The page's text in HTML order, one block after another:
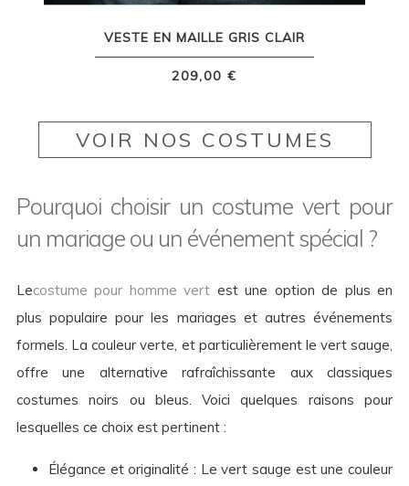
VESTE EN MAILLE GRIS CLAIR
209,00 €
VOIR NOS COSTUMES
Pourquoi choisir un costume vert pour
un mariage ou un événement spécial ?
Lecostume pour homme vert est une option de plus en
plus populaire pour les mariages et autres événements
formels. La couleur verte, et particulièrement le vert sauge,
offre une alternative rafraîchissante aux classiques
costumes noirs ou bleus. Voici quelques raisons pour
lesquelles ce choix est pertinent :
Élégance et originalité : Le vert sauge est une couleur